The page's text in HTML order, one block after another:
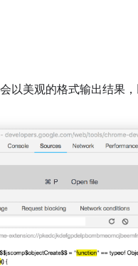
以美观的格式输出结果，